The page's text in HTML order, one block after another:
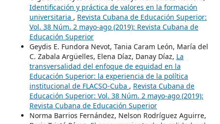
Identificación y práctica de valores en la formación
universitaria , Revista Cubana de Educación Superior:
Vol. 38 Núm. 2 mayo-ago (2019): Revista Cubana de
Educación Superior
Geydis E. Fundora Nevot, Tania Caram León, María del
C. Zabala Argüelles, Elena Díaz, Danay Díaz, La
transversalidad del enfoque de equidad en la
Educación Superior: la experiencia de la política
institucional de FLACSO-Cuba , Revista Cubana de
Educación Superior: Vol. 38 Núm. 2 mayo-ago (2019):
Revista Cubana de Educación Superior
Norma Barrios Fernández, Nelson Rodríguez Aguirre,